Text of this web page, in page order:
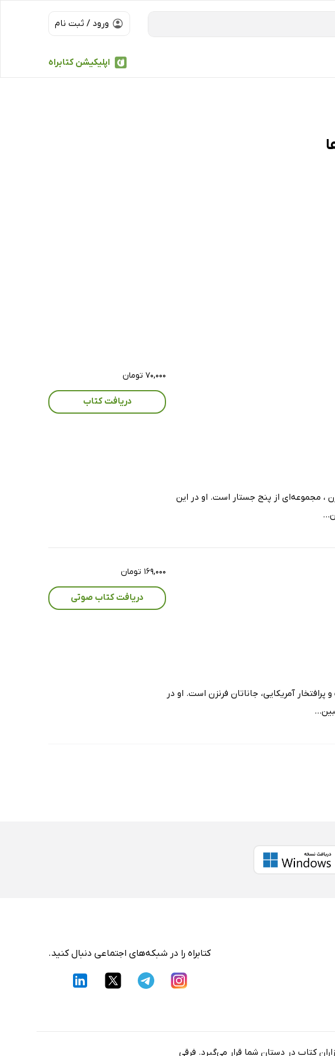
ورود / ثبت نام
اپلیکیشن کتابراه
، مجموعه‌ای از پنج جستار است. او در این
۷۰,۰۰۰ تومان
دریافت کتاب
آمریکایی، جاناتان فرنزن است. او در
۱۶۹,۰۰۰ تومان
دریافت کتاب صوتی
کتابراه را در شبکه‌های اجتماعی دنبال کنید.
کتاب در دستان شما قرار می‌گیرد. فرقی